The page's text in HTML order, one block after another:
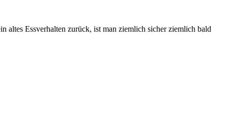
altes Essverhalten zurück, ist man ziemlich sicher ziemlich bald